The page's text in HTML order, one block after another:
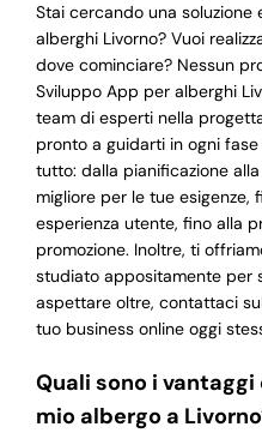
Stai cercando una
alberghi Livorno? Vuoi
dove cominciare? Nessun
Sviluppo App per alberghi
team di esperti nella
pronto a guidarti in ogni
tutto: dalla pianificazione
migliore per le tue
esperienza utente, fino alla
promozione. Inoltre, ti
studiato appositamente per
aspettare oltre, contattaci
tuo business online oggi
Quali sono i vantaggi
mio albergo a